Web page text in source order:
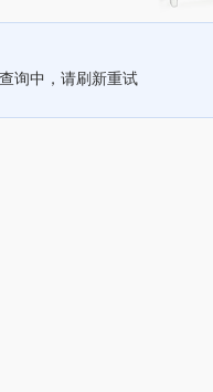
询中，请刷新重试